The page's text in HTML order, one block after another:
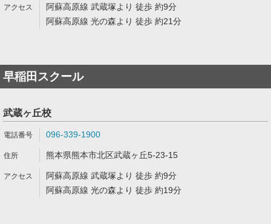
阿蘇高原線 武蔵塚より 徒歩 約9分
阿蘇高原線 光の森より 徒歩 約21分
早稲田スクール
武蔵ヶ丘校
096-339-1900
熊本県熊本市北区武蔵ヶ丘5-23-15
阿蘇高原線 武蔵塚より 徒歩 約9分
阿蘇高原線 光の森より 徒歩 約19分